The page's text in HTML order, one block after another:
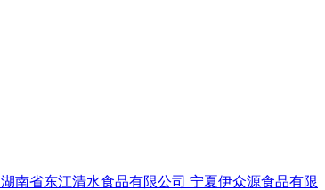
湖南省东江清水食品有限公司 宁夏伊众源食品有限